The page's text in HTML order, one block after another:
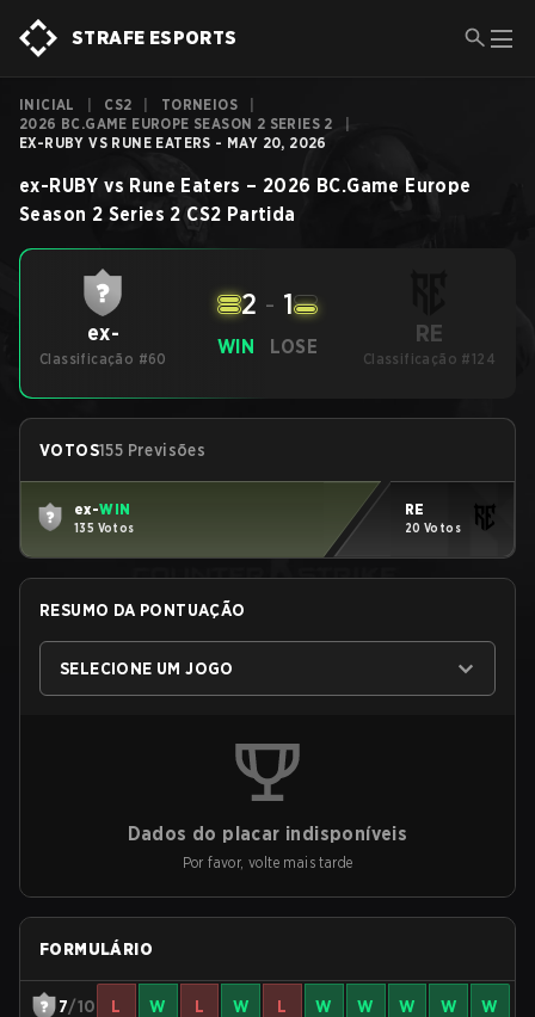
STRAFE ESPORTS
INICIAL CS2 TORNEIOS
2026 BC.GAME EUROPE SEASON 2 SERIES 2
EX-RUBY VS RUNE EATERS - MAY 20, 2026
ex-RUBY vs Rune Eaters – 2026 BC.Game Europe
Season 2 Series 2 CS2 Partida
ex-
Classificação #60
WIN
2 - 1
LOSE RE
Classificação #124
VOTOS155 Previsões
ex-WIN
135 Votos
RE
20 Votos
RESUMO DA PONTUAÇÃO
SELECIONE UM JOGO
Dados do placar indisponíveis
Por favor, volte mais tarde
FORMULÁRIO
7/10 L W L W L W W W W W